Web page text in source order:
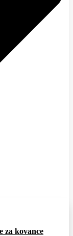
za kovance